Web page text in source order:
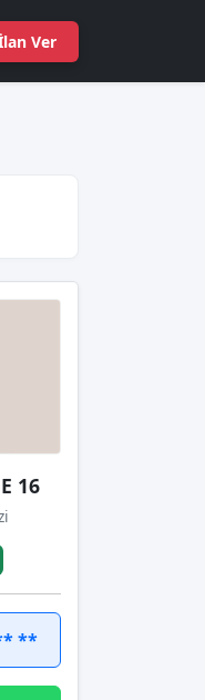
Ver
16
**